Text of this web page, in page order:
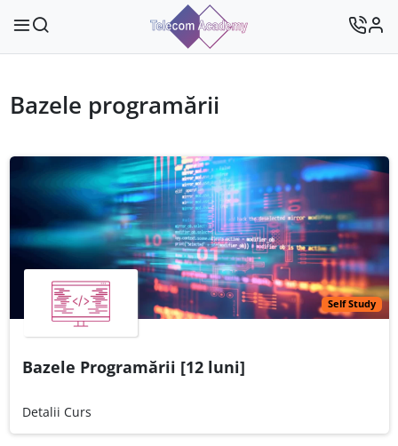
Bazele programării
Self Study
Bazele Programării [12 luni]
Detalii Curs